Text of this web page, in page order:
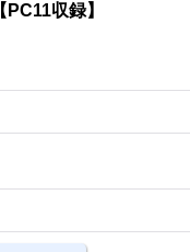
収録】